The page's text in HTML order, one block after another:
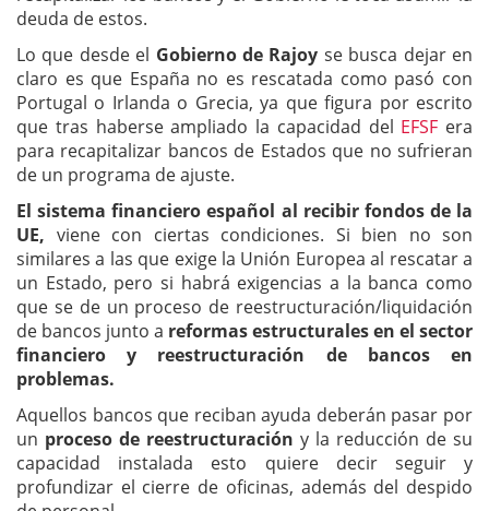
deuda de estos.
Lo que desde el Gobierno de Rajoy se busca dejar en
claro es que España no es rescatada como pasó con
Portugal o Irlanda o Grecia, ya que figura por escrito
que tras haberse ampliado la capacidad del EFSF era
para recapitalizar bancos de Estados que no sufrieran
de un programa de ajuste.
El sistema financiero español al recibir fondos de la
UE, viene con ciertas condiciones. Si bien no son
similares a las que exige la Unión Europea al rescatar a
un Estado, pero si habrá exigencias a la banca como
que se de un proceso de reestructuración/liquidación
de bancos junto a reformas estructurales en el sector
financiero y reestructuración de bancos en
problemas.
Aquellos bancos que reciban ayuda deberán pasar por
un proceso de reestructuración y la reducción de su
capacidad instalada esto quiere decir seguir y
profundizar el cierre de oficinas, además del despido